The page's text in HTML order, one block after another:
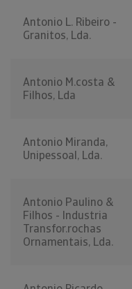
Antonio L. Ribeiro -
Granitos, Lda.
Antonio M.costa &
Filhos, Lda
Antonio Miranda,
Unipessoal, Lda.
Antonio Paulino &
Filhos - Industria
Transfor.rochas
Ornamentais, Lda.